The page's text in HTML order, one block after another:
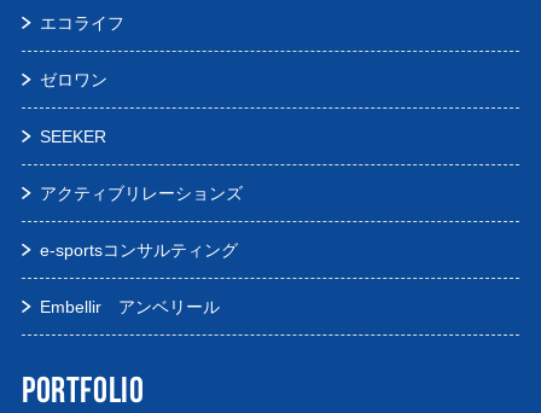
エコライフ
ゼロワン
SEEKER
アクティブリレーションズ
e-sportsコンサルティング
Embellir アンベリール
PORTFOLIO